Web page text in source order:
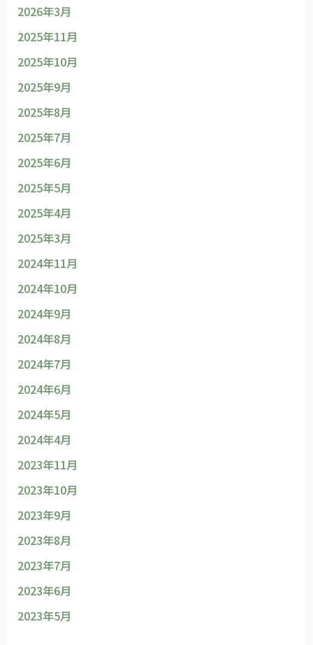
2026年3月
2025年11月
2025年10月
2025年9月
2025年8月
2025年7月
2025年6月
2025年5月
2025年4月
2025年3月
2024年11月
2024年10月
2024年9月
2024年8月
2024年7月
2024年6月
2024年5月
2024年4月
2023年11月
2023年10月
2023年9月
2023年8月
2023年7月
2023年6月
2023年5月